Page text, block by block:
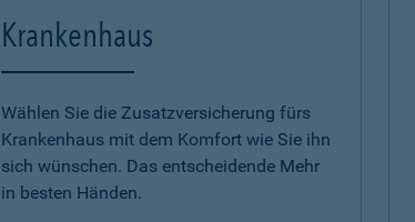
Krankenhaus
Wählen Sie die Zusatzversicherung fürs
Krankenhaus mit dem Komfort wie Sie ihn
sich wünschen. Das entscheidende Mehr
in besten Händen.